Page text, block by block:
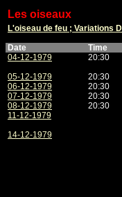
Les oiseaux
L'oiseau de feu ; Variations
Date
Time
04-12-1979
20:30
05-12-1979
20:30
06-12-1979
20:30
07-12-1979
20:30
08-12-1979
20:30
11-12-1979
14-12-1979